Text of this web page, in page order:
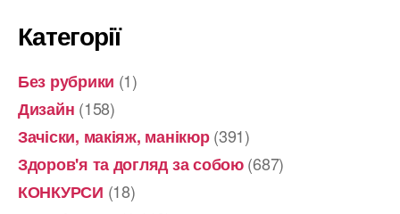
Категорії
Без рубрики (1)
Дизайн (158)
Зачіски, макіяж, манікюр(391)
Здоров'я та догляд за собою(687)
КОНКУРСИ (18)